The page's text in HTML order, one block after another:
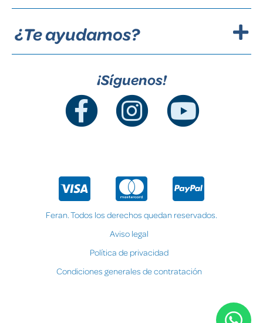
¿Te ayudamos?
¡Síguenos!
Feran. Todos los derechos quedan reservados.
Aviso legal
Política de privacidad
Condiciones generales de contratación